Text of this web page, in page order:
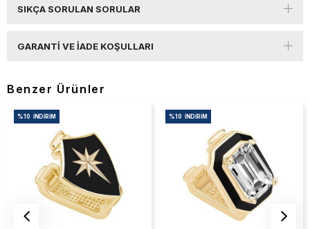
SIKÇA SORULAN SORULAR
GARANTI VE İADE KOŞULLARI
Benzer Ürünler
%10 İNDIRIM %10 İNDIRIM